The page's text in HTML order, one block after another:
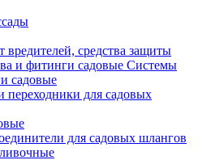
вредителей, средства защиты
Системы
садовые
переходники для садовых
для садовых шлангов